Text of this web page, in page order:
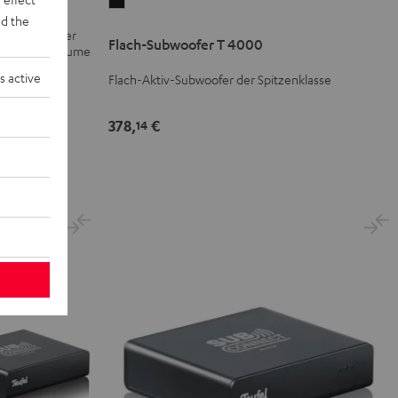
mm-Tieftöner
und Räume
T
Schwarz
Flach-Subwoofer T 4000
Flach-Aktiv-Subwoofer der Spitzenklasse
378,14 €
the
active